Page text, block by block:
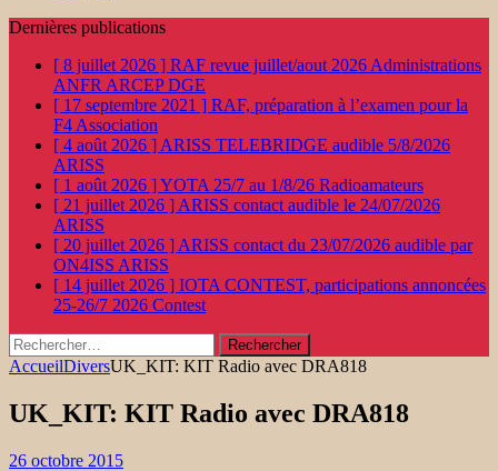
Dernières publications
[ 8 juillet 2026 ] RAF revue juillet/aout 2026 Administrations
ANFR ARCEP DGE
[ 17 septembre 2021 ] RAF, préparation à l’examen pour la
F4 Association
[ 4 août 2026 ] ARISS TELEBRIDGE audible 5/8/2026
ARISS
[ 1 août 2026 ]YOTA 25/7 au 1/8/26 Radioamateurs
[ 21 juillet 2026 ] ARISS contact audible le 24/07/2026
ARISS
[ 20 juillet 2026 ] ARISS contact du 23/07/2026 audible par
ON4ISS ARISS
[ 14 juillet 2026 ] IOTA CONTEST, participations annoncées
25-26/7 2026 Contest
Rechercher :
AccueilDiversUK_KIT: KIT Radio avec DRA818
UK_KIT: KIT Radio avec DRA818
26 octobre 2015